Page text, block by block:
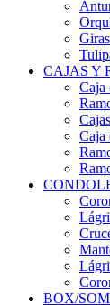
CAJAS Y
Caja
Caja
BOX/